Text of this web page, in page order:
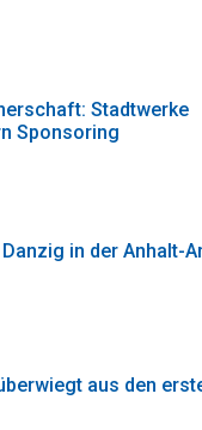
Stadtwerke
Sponsoring
in der Anhalt-
aus den